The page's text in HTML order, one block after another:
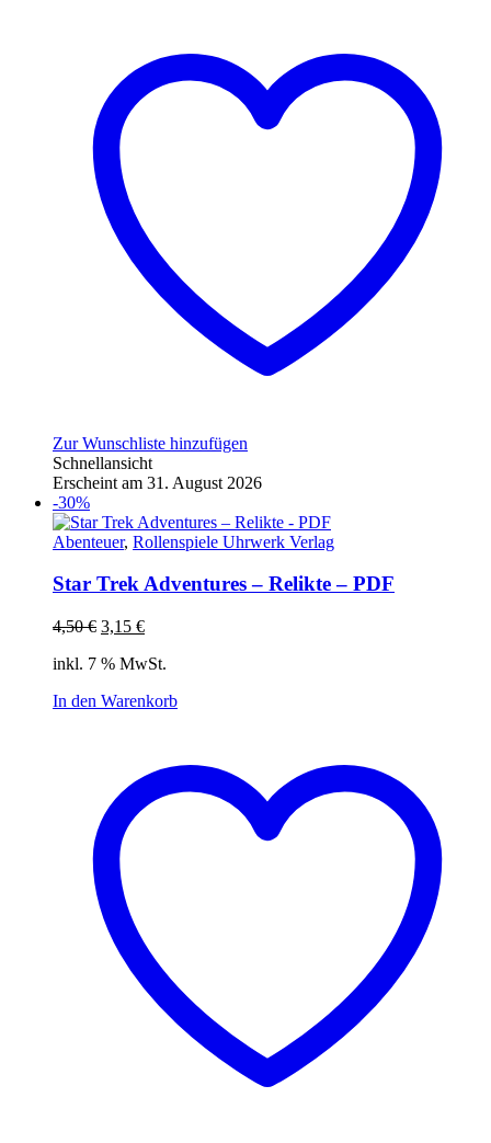
Zur Wunschliste hinzufügen
Schnellansicht
Erscheint am 31. August 2026
-30%
Abenteuer, Rollenspiele Uhrwerk Verlag
Star Trek Adventures – Relikte – PDF
4,50€ Ursprünglicher
war:
3,15 €Aktueller
ist:
inkl. 7 % MwSt.
In den Warenkorb